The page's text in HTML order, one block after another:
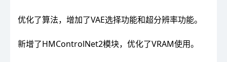
优化了算法，增加了VAE选择功能和超分辨率功能。
新增了HMControlNet2模块，优化了VRAM使用。